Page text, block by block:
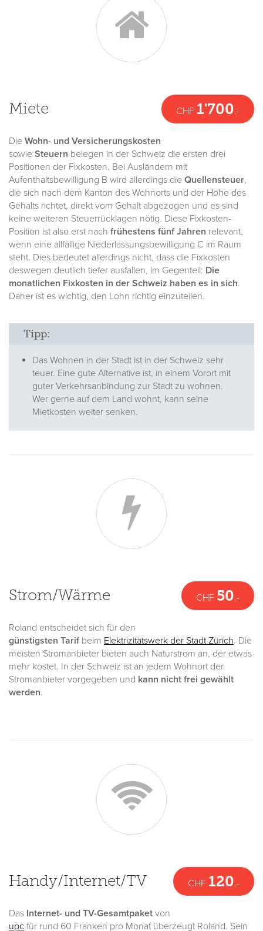
CHF 1'700.-
Miete
Die Wohn- und Versicherungskosten
sowie Steuern belegen in der Schweiz die ersten drei
Positionen der Fixkosten. Bei Ausländern mit
Aufenthaltsbewilligung B wird allerdings die Quellensteuer,
die sich nach dem Kanton des Wohnorts und der Höhe des
Gehalts richtet, direkt vom Gehalt abgezogen und es sind
keine weiteren Steuerrücklagen nötig. Diese Fixkosten-
Position ist also erst nach frühestens fünf Jahren relevant,
wenn eine allfällige Niederlassungsbewilligung C im Raum
steht. Dies bedeutet allerdings nicht, dass die Fixkosten
deswegen deutlich tiefer ausfallen, im Gegenteil: Die
monatlichen Fixkosten in der Schweiz haben es in sich.
Daher ist es wichtig, den Lohn richtig einzuteilen.
Tipp:
Das Wohnen in der Stadt ist in der Schweiz sehr
teuer. Eine gute Alternative ist, in einem Vorort mit
guter Verkehrsanbindung zur Stadt zu wohnen.
Wer gerne auf dem Land wohnt, kann seine
Mietkosten weiter senken.
CHF 50.-
Strom/Wärme
Roland entscheidet sich für den
günstigsten Tarif beim Elektrizitätswerk der Stadt Zürich. Die
meisten Stromanbieter bieten auch Naturstrom an, der etwas
mehr kostet. In der Schweiz ist an jedem Wohnort der
Stromanbieter vorgegeben und kann nicht frei gewählt
werden.
CHF 120.-
Handy/Internet/TV
Das Internet- und TV-Gesamtpaket von
upc für rund 60 Franken pro Monat überzeugt Roland. Sein